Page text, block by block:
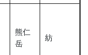
熊仁
岳
紡